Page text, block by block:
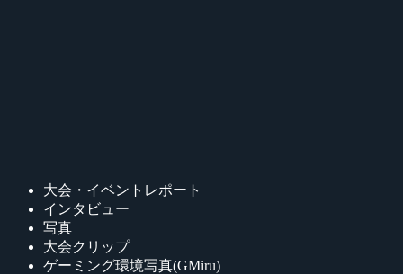
大会・イベントレポート
インタビュー
写真
大会クリップ
ゲーミング環境写真(GMiru)